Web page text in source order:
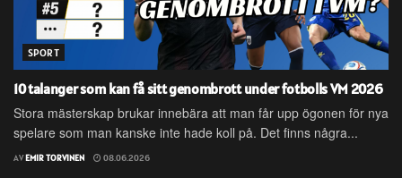
SPORT
10 talanger som kan få sitt genombrott under fotbolls VM 2026
Stora mästerskap brukar innebära att man får upp ögonen för nya
spelare som man kanske inte hade koll på. Det finns några...
AVEMIR TORVINEN 08.06.2026